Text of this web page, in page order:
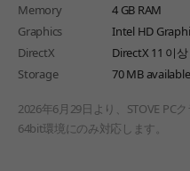
Memory
4 GB RAM
Graphics
Intel HD
DirectX
DirectX 11 이상
Storage
70 MB
2026年6月29日より、STOVE PC
64bit環境にのみ対応します。